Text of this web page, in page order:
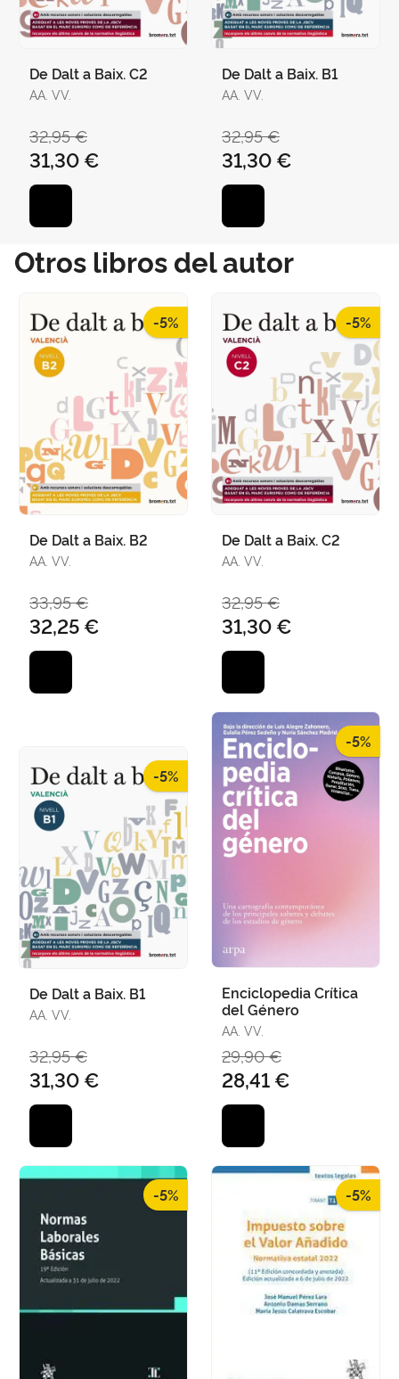
De Dalt a Baix. C2
AA. VV.
32,95 €
31,30 €
De Dalt a Baix. B1
AA. VV.
32,95 €
31,30 €
Otros libros del autor
-5%
De Dalt a Baix. B2
AA. VV.
33,95 €
32,25 €
-5%
De Dalt a Baix. C2
AA. VV.
32,95 €
31,30 €
-5%
De Dalt a Baix. B1
AA. VV.
32,95 €
31,30 €
-5%
Enciclopedia Crítica
del Género
AA. VV.
29,90 €
28,41 €
-5% -5%